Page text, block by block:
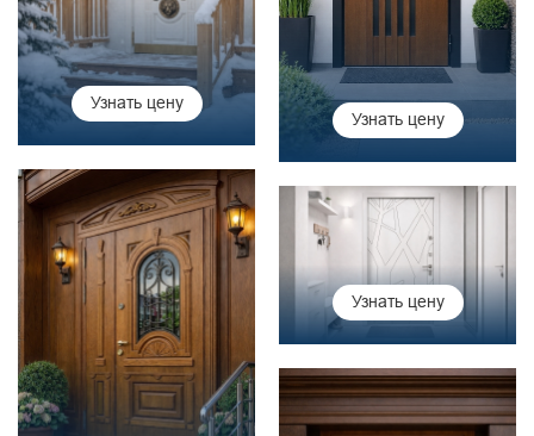
Узнать цену
Узнать цену
Узнать цену